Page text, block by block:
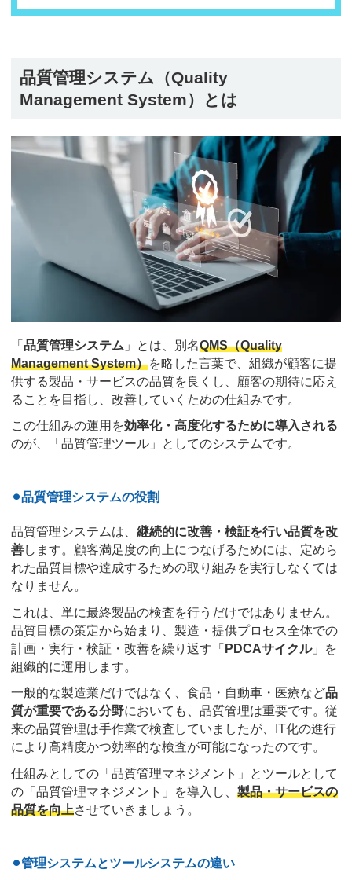
品質管理システム（Quality
Management System）とは
「 品質管理システム 」とは、別名QMS（Quality
Management System）を略した言葉で、組織が顧客に提
供する製品・サービスの品質を良くし、顧客の期待に応え
ることを目指し、改善していくための仕組みです。
この仕組みの運用を効率化・高度化するために導入される
のが、「品質管理ツール」としてのシステムです。
⚫︎品質管理システムの役割
品質管理システムは、 継続的に改善・検証を行い品質を改
善します。顧客満足度の向上につなげるためには、定めら
れた品質目標や達成するための取り組みを実行しなくては
なりません。
これは、単に最終製品の検査を行うだけではありません。
品質目標の策定から始まり、製造・提供プロセス全体での
計画・実行・検証・改善を繰り返す「 PDCAサイクル」を
組織的に運用します。
一般的な製造業だけではなく、食品・自動車・医療など品
質が重要である分野においても、品質管理は重要です。従
来の品質管理は手作業で検査していましたが、IT化の進行
により高精度かつ効率的な検査が可能になったのです。
仕組みとしての「品質管理マネジメント」とツールとして
の「品質管理マネジメント」を導入し、 製品・サービスの
品質を向上させていきましょう。
⚫︎管理システムとツールシステムの違い